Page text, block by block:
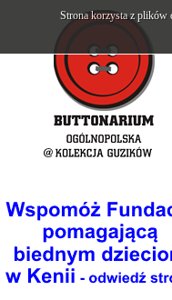
Strona korzysta z plików